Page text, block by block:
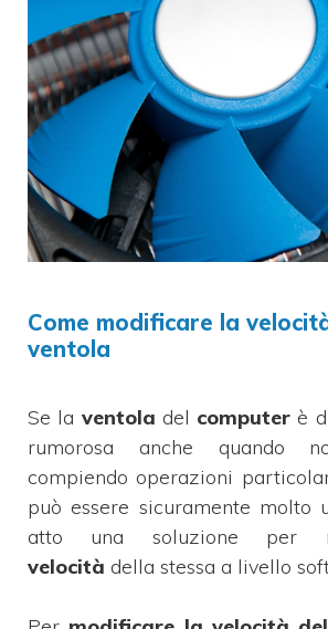
Come modificare la
ventola
Se la ventola del computer è
rumorosa anche quando
compiendo operazioni
può essere sicuramente molto
atto una soluzione per
velocità della stessa a livello